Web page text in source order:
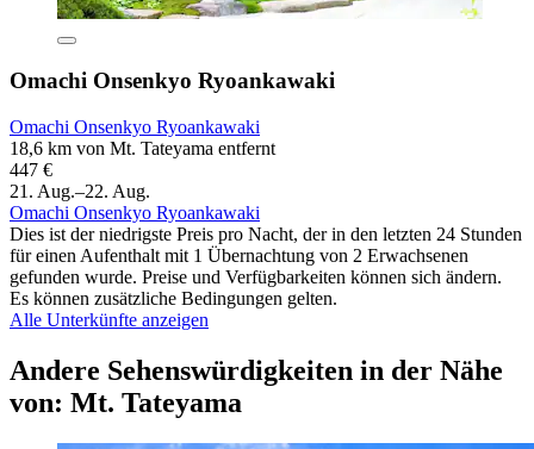
Omachi Onsenkyo Ryoankawaki
Omachi Onsenkyo Ryoankawaki
18,6 km von Mt. Tateyama entfernt
447 €
21. Aug.–22. Aug.
Omachi Onsenkyo Ryoankawaki
Dies ist der niedrigste Preis pro Nacht, der in den letzten 24 Stunden
für einen Aufenthalt mit 1 Übernachtung von 2 Erwachsenen
gefunden wurde. Preise und Verfügbarkeiten können sich ändern.
Es können zusätzliche Bedingungen gelten.
Alle Unterkünfte anzeigen
Andere Sehenswürdigkeiten in der Nähe
von: Mt. Tateyama